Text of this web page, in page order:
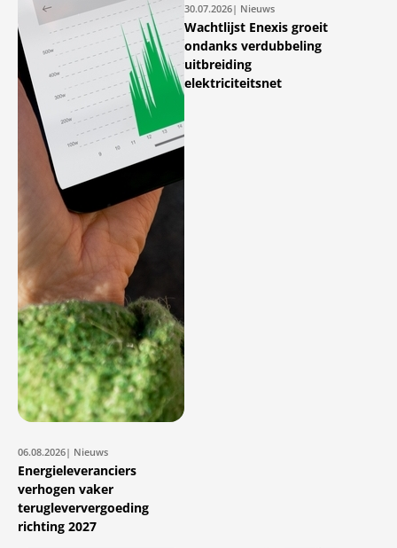
06.08.2026| Nieuws
Energieleveranciers
verhogen vaker
terugleververgoeding
richting 2027
30.07.2026| Nieuws
Wachtlijst Enexis groeit
ondanks verdubbeling
uitbreiding
elektriciteitsnet